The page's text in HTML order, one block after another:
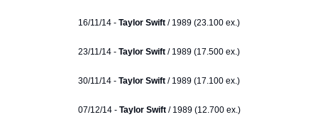
16/11/14 - Taylor Swift / 1989 (23.100 ex.)
23/11/14 - Taylor Swift / 1989 (17.500 ex.)
30/11/14 - Taylor Swift / 1989 (17.100 ex.)
07/12/14 - Taylor Swift/ 1989 (12.700 ex.)